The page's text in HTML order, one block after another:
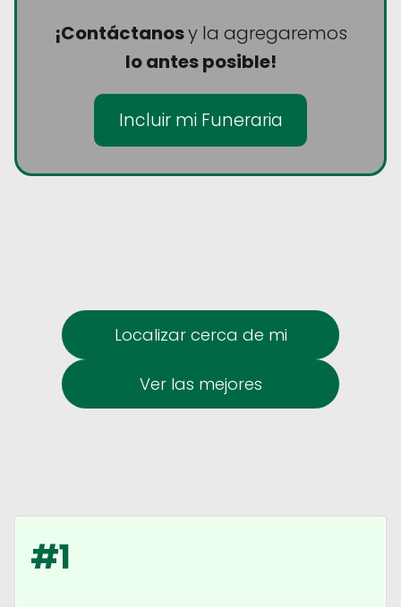
¡Contáctanosy la agregaremos
lo antes posible!
Incluir mi Funeraria
Localizar cerca de mi
Ver las mejores
#1